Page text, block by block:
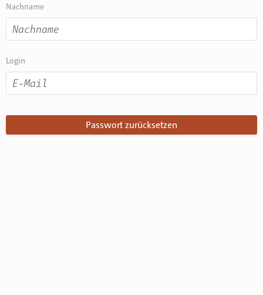
Nachname
Login
Passwort zurücksetzen